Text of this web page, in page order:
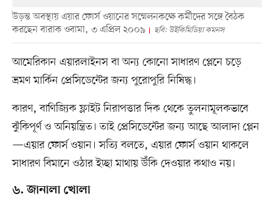
উড়ন্ত অবস্থায় এয়ার ফোর্স ওয়ানের সম্মেলনকক্ষে কর্মীদের সঙ্গে বৈঠক
করছেন বারাক ওবামা, ৩ এপ্রিল ২০০৯
ছবি: উইকিমিডিয়া কমনস
আমেরিকান এয়ারলাইনস বা অন্য কোনো সাধারণ প্লেনে চড়ে
ভ্রমণ মার্কিন প্রেসিডেন্টের জন্য পুরোপুরি নিষিদ্ধ।
কারণ, বাণিজ্যিক ফ্লাইট নিরাপত্তার দিক থেকে তুলনামূলকভাবে
ঝুঁকিপূর্ণ ও অনিয়ন্ত্রিত। তাই প্রেসিডেন্টের জন্য আছে আলাদা প্লেন
—এয়ার ফোর্স ওয়ান। সত্যি বলতে, এয়ার ফোর্স ওয়ান থাকলে
সাধারণ বিমানে ওঠার ইচ্ছা মাথায় উঁকি দেওয়ার কথাও নয়।
৬. জানালা খোলা